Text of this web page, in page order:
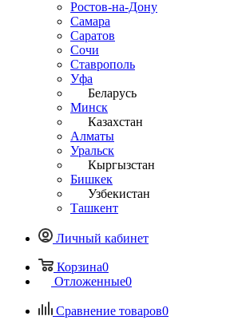
Ростов-на-Дону
Самара
Саратов
Сочи
Ставрополь
Уфа
Беларусь
Минск
Казахстан
Алматы
Уральск
Кыргызстан
Бишкек
Узбекистан
Ташкент
Личный кабинет
Корзина0
Отложенные0
Сравнение товаров0